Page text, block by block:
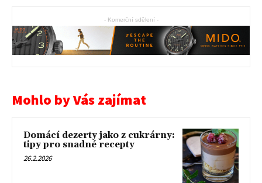
- Komerční sdělení -
Mohlo by Vás zajímat
Domácí dezerty jako z cukrárny:
tipy pro snadné recepty
26.2.2026